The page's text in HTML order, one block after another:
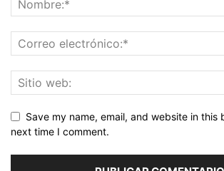
Save my name, email, and website in this
next time I comment.